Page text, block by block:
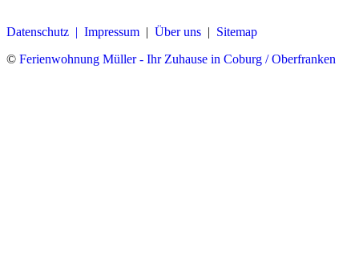
Datenschutz | Impressum | Über uns | Sitemap
© Ferienwohnung Müller - Ihr Zuhause in Coburg / Oberfranken